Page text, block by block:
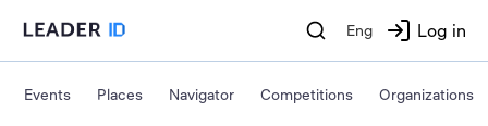
Eng Log in
Events Places Navigator Competitions Organizations